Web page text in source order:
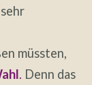
müssten,
. Denn das